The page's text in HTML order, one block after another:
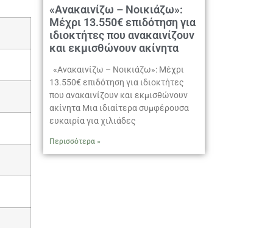
«Ανακαινίζω – Νοικιάζω»:
Μέχρι 13.550€ επιδότηση για
ιδιοκτήτες που ανακαινίζουν
και εκμισθώνουν ακίνητα
«Ανακαινίζω – Νοικιάζω»: Μέχρι
13.550€ επιδότηση για ιδιοκτήτες
που ανακαινίζουν και εκμισθώνουν
ακίνητα Μια ιδιαίτερα συμφέρουσα
ευκαιρία για χιλιάδες
Περισσότερα »